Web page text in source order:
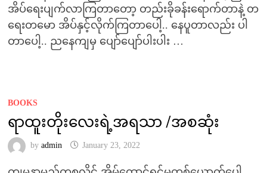
အိပ်ရေးပျက်လာကြတာတော့ တည်းခိုခန်းရောက်တာနဲ့ တ
ရေးတမော အိပ်နှင့်လိုက်ကြတာပေါ့.. နေပူတာလည်း ပါ
တာပေါ့.. ညနေကျမှ ပျော်ပျော်ပါးပါး …
BOOKS
ရာထူးတိုးလေးရဲ့အရသာ /အစဆုံး
by admin January 23, 2022